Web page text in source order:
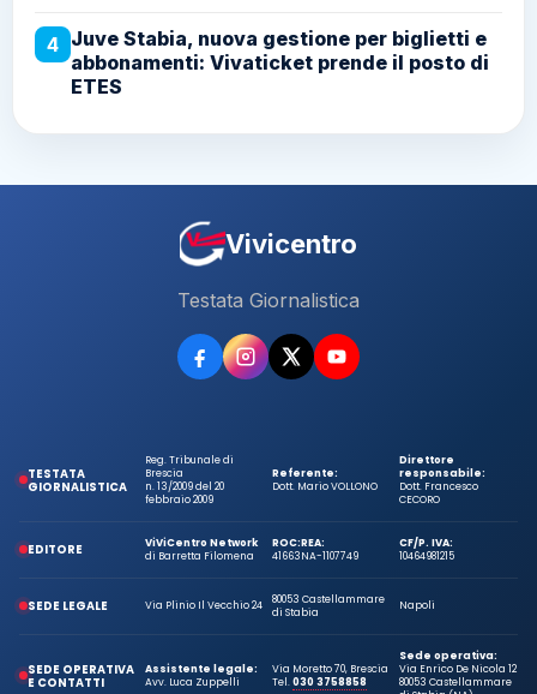
4 Juve Stabia, nuova gestione per biglietti e
abbonamenti: Vivaticket prende il posto di
ETES
Vivicentro
Testata Giornalistica
TESTATA
GIORNALISTICA
Reg. Tribunale di
Brescia
n. 13/2009 del 20
febbraio 2009
Referente:
Dott. Mario VOLLONO
Direttore
responsabile:
Dott. Francesco
CECORO
EDITORE
ViViCentro Network
di Barretta Filomena
ROC:
41663
REA:
NA-1107749
CF/P. IVA:
10464981215
SEDE LEGALE Via Plinio Il Vecchio 24
80053 Castellammare
di Stabia
Napoli
SEDE OPERATIVA
E CONTATTI
Assistente legale:
Avv. Luca Zuppelli
Via Moretto 70, Brescia
Tel.030 3758858
Sede operativa:
Via Enrico De Nicola 12
80053 Castellammare